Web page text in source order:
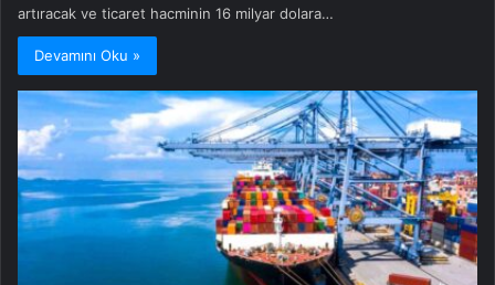
artıracak ve ticaret hacminin 16 milyar dolara…
Devamını Oku »